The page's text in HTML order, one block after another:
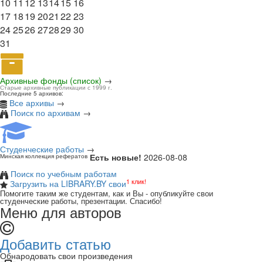
17 1819 2021 2223
242526272829 30
31
Архивные фонды (список) →
Старые архивные публикации с 1999 г.
Последние 5 архивов:
Все архивы →
Поиск по архивам →
Студенческие работы →
Минская коллекция рефератов Есть новые! 2026-08-08
Поиск по учебным работам
Загрузить на LIBRARY.BY свои1 клик!
Помогите таким же студентам, как и Вы - опубликуйте свои
студенческие работы, презентации. Спасибо!
Меню для авторов
Добавить статью
Обнародовать свои произведения